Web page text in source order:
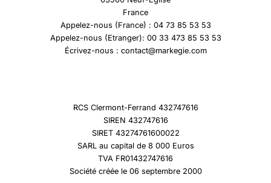
France
Appelez-nous (France) : 04 73 85 53 53
Appelez-nous (Etranger): 00 33 473 85 53 53
Écrivez-nous : contact@markegie.com
RCS Clermont-Ferrand 432747616
SIREN 432747616
SIRET 43274761600022
SARL au capital de 8 000 Euros
TVA FR01432747616
Société créée le 06 septembre 2000